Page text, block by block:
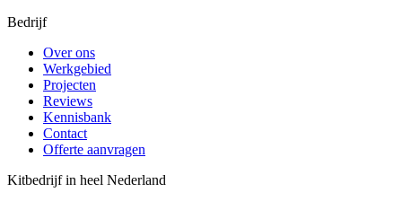
Bedrijf
Over ons
Werkgebied
Projecten
Reviews
Kennisbank
Contact
Offerte aanvragen
Kitbedrijf in heel Nederland